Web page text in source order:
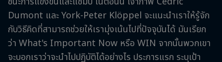
Dumont และ York-Peter Klöppel จะแนะนำเราให้รู้จัก
กับวิธีคิดที่สามารถช่วยให้เรามุ่งเน้นไปที่ปัจจุบันได้ มันเรียก
ว่า What's Important Now หรือ WIN จากนั้นพวกเขา
จะบอกเราว่าจะนำไปปฏิบัติได้อย่างไร ประการแรก ระบุเป้า